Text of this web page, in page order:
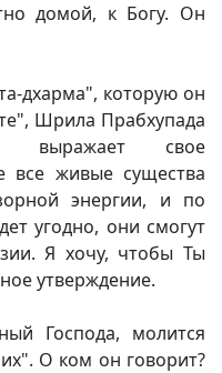
домой, к Богу. Он
дхарма", которую он
Шрила Прабхупада
выражает свое
все живые существа
энергии, и по
угодно, они смогут
Я хочу, чтобы Ты
утверждение.
Господа, молится
О ком он говорит?